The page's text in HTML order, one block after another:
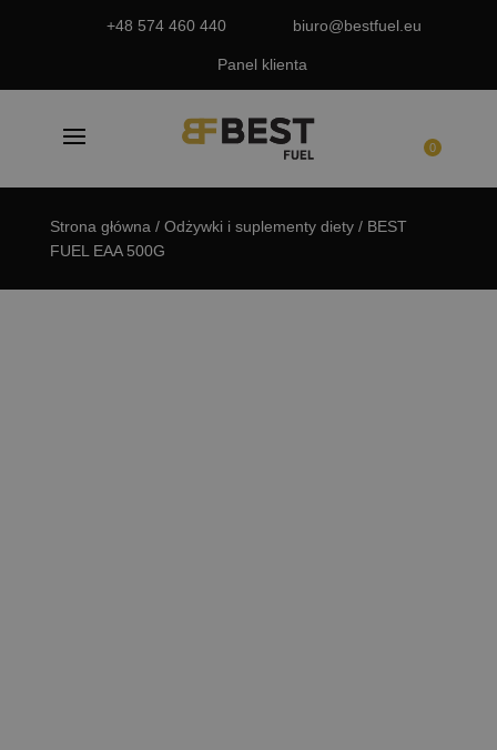
+48 574 460 440 biuro@bestfuel.eu
Panel klienta
0
Strona główna / Odżywki i suplementy diety/ BEST
FUEL EAA 500G